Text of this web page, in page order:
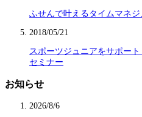
ふせんで叶えるタイムマネ
2018/05/21
スポーツジュニアをサポー
セミナー
お知らせ
2026/8/6